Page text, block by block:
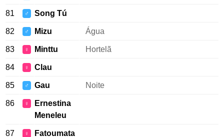
81 ♂ Song Tú
82 ♂ Mizu Água
83 ♀ Minttu Hortelã
84 ♀ Clau
85 ♂ Gau Noite
86 ♀
Ernestina
Meneleu
87 ♀
Fatoumata